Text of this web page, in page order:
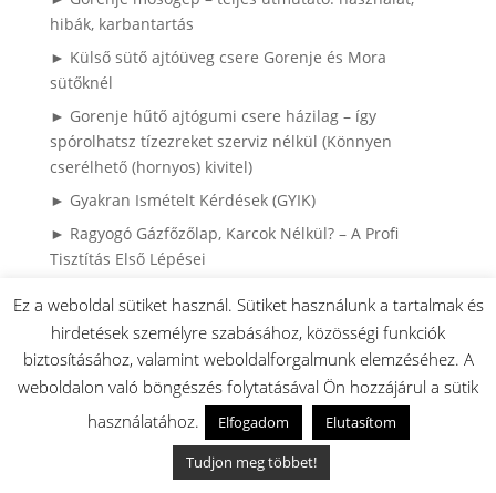
hibák, karbantartás
► Külső sütő ajtóüveg csere Gorenje és Mora
sütőknél
► Gorenje hűtő ajtógumi csere házilag – így
spórolhatsz tízezreket szerviz nélkül (Könnyen
cserélhető (hornyos) kivitel)
► Gyakran Ismételt Kérdések (GYIK)
► Ragyogó Gázfőzőlap, Karcok Nélkül? – A Profi
Tisztítás Első Lépései
► Gorenje bojler robbantott ábrák, és használati
utasítások
► Miért károsodnak a ruhák mosás közben? – Mosási
hibák és megoldásaik
► Mosási Katasztrófák: Így Mentsd meg a Ruháidat!
► 4 sütési hiba ami lehet hogy nem sütő
Ez a weboldal sütiket használ. Sütiket használunk a tartalmak és
hirdetések személyre szabásához, közösségi funkciók
biztosításához, valamint weboldalforgalmunk elemzéséhez. A
weboldalon való böngészés folytatásával Ön hozzájárul a sütik
használatához.
Elfogadom
Elutasítom
Tudjon meg többet!